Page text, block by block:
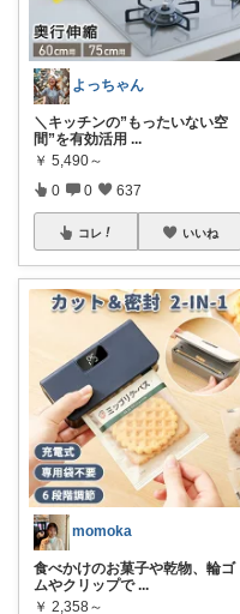
よっちゃん
＼キッチンの”もったいない空
間”を有効活用 ...
￥ 5,490～
0 0 637
コレ いいね
momoka
食べかけのお菓子や乾物、輪ゴ
ムやクリップで ...
￥ 2,358～